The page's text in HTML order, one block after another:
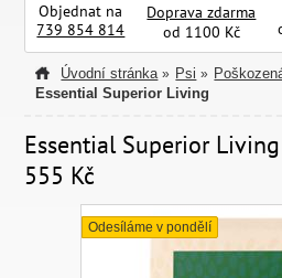
Objednat na
739 854 814
Doprava zdarma
od 1100 Kč
Úvodní stránka » Psi »
Essential Superior Living
Essential Superior
555 Kč
Odesíláme v pondělí